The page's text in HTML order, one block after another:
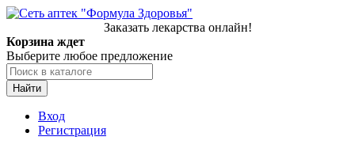
Заказать лекарства онлайн!
Корзина ждет
Выберите любое предложение
Найти
Вход
Регистрация